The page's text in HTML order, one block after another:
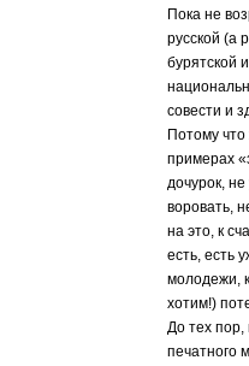
Пока не
русской (а
бурятской
совести и
Потому
примерах
дочурок,
воровать,
на это, к
есть, есть
молодежи,
хотим!)
До тех пор,
печатного